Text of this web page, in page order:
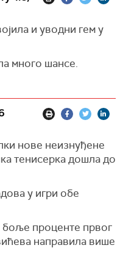
и уводни гем у
много шансе.
нове неизнуђене
тенисерка дошла до
у игри обе
проценте првог
направила више